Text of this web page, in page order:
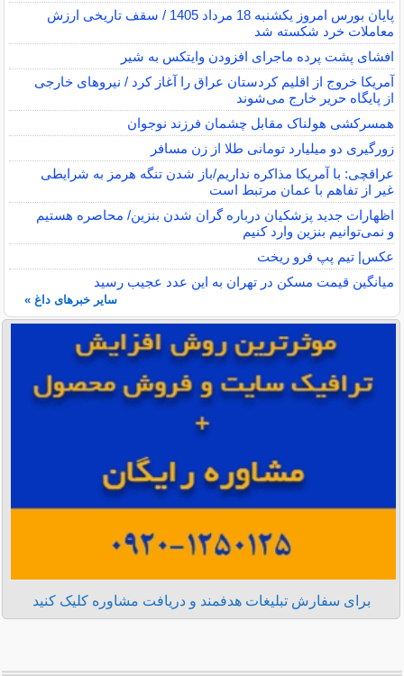
پایان بورس امروز یکشنبه 18 مرداد 1405 / سقف تاریخی ارزش
معاملات خرد شکسته شد
افشای پشت پرده ماجرای افزودن وایتکس به شیر
آمریکا خروج از اقلیم کردستان عراق را آغاز کرد / نیروهای خارجی
از پایگاه حریر خارج می‌شوند
همسرکشی هولناک مقابل چشمان فرزند نوجوان
زورگیری دو میلیارد تومانی طلا از زن مسافر
عراقچی: با آمریکا مذاکره نداریم/باز شدن تنگه هرمز به شرایطی
غیر از تفاهم با عمان مرتبط است
اظهارات جدید پزشکیان درباره گران شدن بنزین/ محاصره هستیم
و نمی‌توانیم بنزین وارد کنیم
عکس| تیم پپ فرو ریخت
میانگین قیمت مسکن در تهران به این عدد عجیب رسید
سایر خبرهای داغ »
برای سفارش تبلیغات هدفمند و دریافت مشاوره کلیک کنید